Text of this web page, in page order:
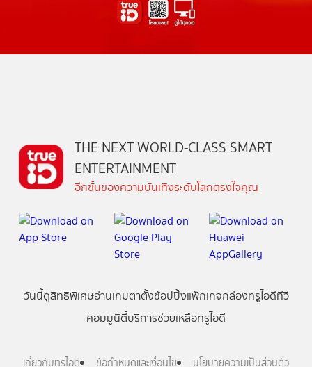
THE NEXT WORLD-CLASS SMART
ENTERTAINMENT
อีกขั้นของความบันเทิงระดับโลกตรงใจคุณ
วันนี้ดูสิทธิพิเศษอ่านเกมตาตั้งช้อปปิ้งแพ็กเกจกล่องทรูไอดีทีวี
คอมมูนิตี้บริการช่วยเหลือทรูไอดี
เกี่ยวกับทรูไอดี ข้อกำหนดและเงื่อนไข นโยบายความเป็นส่วนตัว